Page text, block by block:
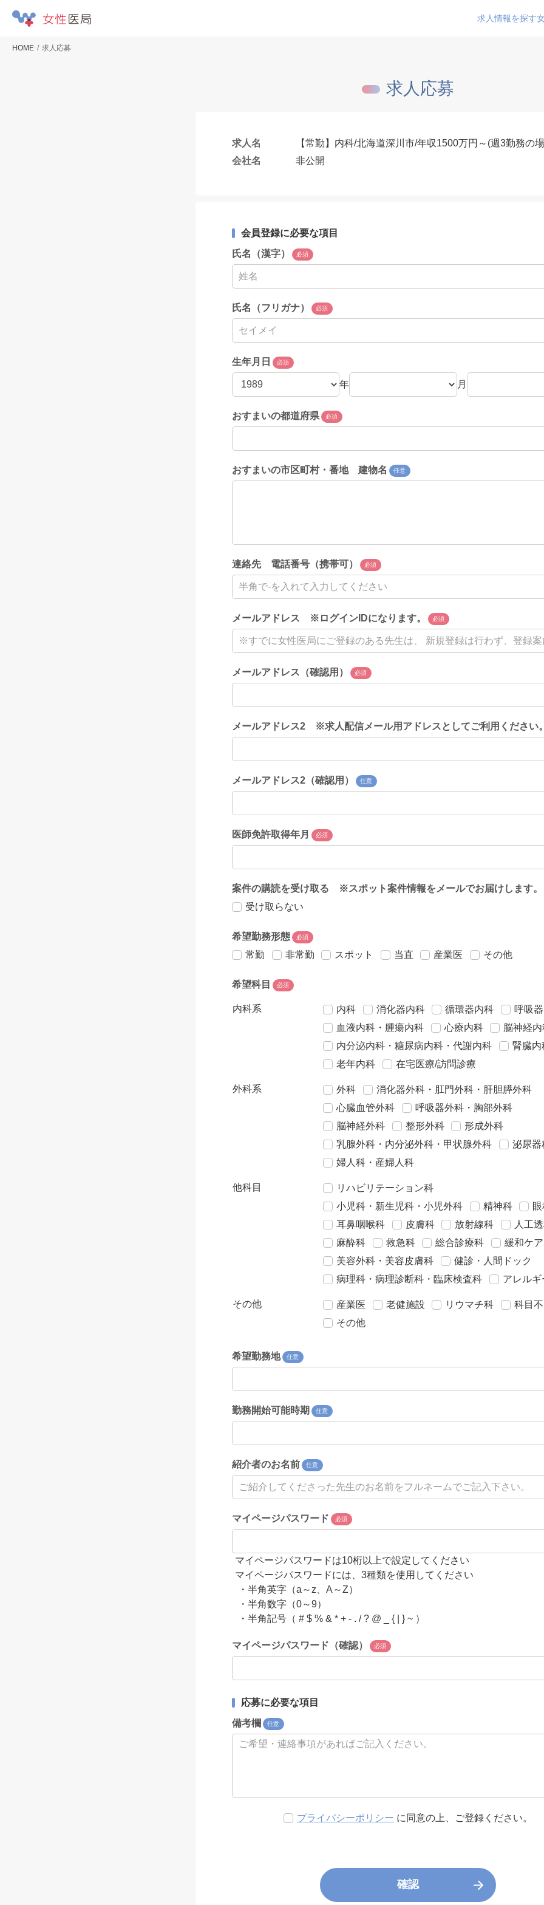
求人情報を探す
HOME 求人応募
求人応募
求人名
【常勤】内科/北海道深川市/年収1500万円～(週3勤務の
会社名
非公開
会員登録に必要な項目
氏名（漢字）
必須
氏名（フリガナ） 必須
生年月日 必須
年 月
おすまいの都道府県 必須
おすまいの市区町村・番地 建物名 任意
連絡先 電話番号（携帯可） 必須
メールアドレス ※ログインIDになります。 必須
メールアドレス（確認用） 必須
メールアドレス2 ※求人配信メール用アドレスとしてご利用ください
メールアドレス2（確認用） 任意
医師免許取得年月 必須
案件の購読を受け取る ※スポット案件情報をメールでお届けします。
受け取らない
希望勤務形態 必須
常勤 非常勤 スポット 当直 産業医 その他
希望科目 必須
内科系 内科 消化器内科 循環器内科
呼吸
血液内科・腫瘍内科
心療内科
脳神経
内分泌内科・糖尿病内科・代謝内科
腎臓内
老年内科
在宅医療/訪問診療
外科系 外科
消化器外科・肛門外科・肝胆膵外科
心臓血管外科
呼吸器外科・胸部外科
脳神経外科
整形外科
形成外科
乳腺外科・内分泌外科・甲状腺外科
泌尿器
婦人科・産婦人科
他科目
リハビリテーション科
小児科・新生児科・小児外科
精神科
耳鼻咽喉科
皮膚科 放射線科
人工
麻酔科
救急科 総合診療科
緩和ケ
美容外科・美容皮膚科
健診・人間ドック
病理科・病理診断科・臨床検査科
アレルギ
その他 産業医 老健施設 リウマチ科
科目
その他
希望勤務地 任意
勤務開始可能時期 任意
紹介者のお名前 任意
マイページパスワード 必須
マイページパスワードは10桁以上で設定してください
マイページパスワードには、3種類を使用してください
・半角英字（a～z、A～Z）
・半角数字（0～9）
・半角記号（ # $ % & * + - . / ? @ _ { | } ~ ）
マイページパスワード（確認） 必須
応募に必要な項目
備考欄
任意
プライバシーポリシー に同意の上、ご登録ください。
確認